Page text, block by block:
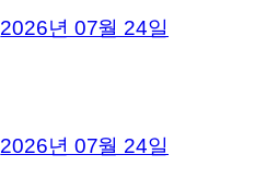
2026년 07월 24일
2026년 07월 24일